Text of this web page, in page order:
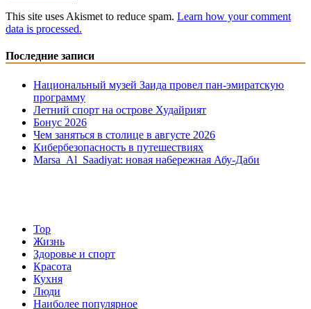
This site uses Akismet to reduce spam. Learn how your comment
data is processed.
Последние записи
Национальный музей Заида провел пан-эмиратскую
программу
Летний спорт на острове Худайрият
Бонус 2026
Чем заняться в столице в августе 2026
Кибербезопасность в путешествиях
Marsa Al Saadiyat: новая на6ережная Абу-Даби
Top
Жизнь
Здоровье и спорт
Красота
Кухня
Люди
Наиболее популярное